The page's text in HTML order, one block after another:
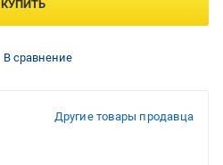
КУПИТЬ
В сравнение
Другие товары продавца